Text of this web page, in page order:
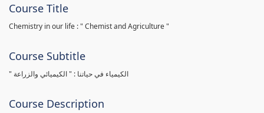
Course Title
Chemistry in our life : " Chemist and Agriculture "
Course Subtitle
" الكيمياء في حياتنا : " الكيميائي والزراعة
Course Description